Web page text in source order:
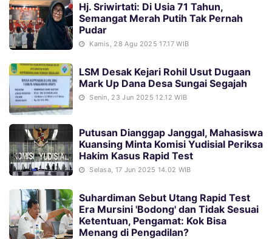
Hj. Sriwirtati: Di Usia 71 Tahun,
Semangat Merah Putih Tak Pernah
Pudar
Kamis, 28 Agu 2025 17.17 WIB
LSM Desak Kejari Rohil Usut Dugaan
Mark Up Dana Desa Sungai Segajah
Senin, 23 Jun 2025 12.12 WIB
Putusan Dianggap Janggal, Mahasiswa
Kuansing Minta Komisi Yudisial Periksa
Hakim Kasus Rapid Test
Selasa, 17 Jun 2025 14.02 WIB
Suhardiman Sebut Utang Rapid Test
Era Mursini 'Bodong' dan Tidak Sesuai
Ketentuan, Pengamat: Kok Bisa
Menang di Pengadilan?